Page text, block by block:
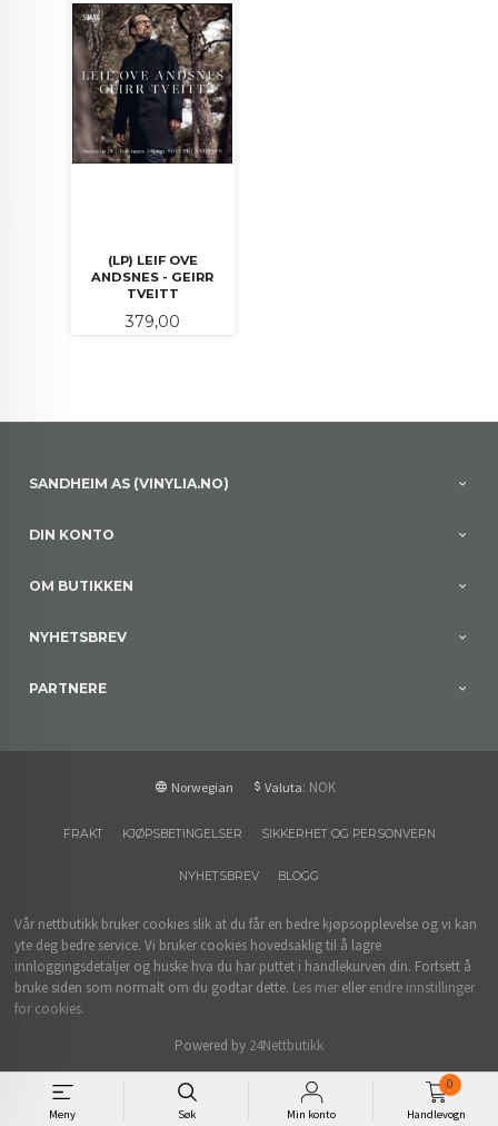
Meny Søk Min konto Handlevogn
0
(LP) LEIF OVE
ANDSNES - GEIRR
TVEITT
Pris
379,00
SANDHEIM AS (VINYLIA.NO)
DIN KONTO
OM BUTIKKEN
NYHETSBREV
PARTNERE
Norwegian Valuta: NOK
FRAKT KJØPSBETINGELSER SIKKERHET OG PERSONVERN
NYHETSBREV BLOGG
Vår nettbutikk bruker cookies slik at du får en bedre kjøpsopplevelse og vi kan
yte deg bedre service. Vi bruker cookies hovedsaklig til å lagre
innloggingsdetaljer og huske hva du har puttet i handlekurven din. Fortsett å
bruke siden som normalt om du godtar dette. Les mer eller endre innstillinger
for cookies.
Powered by 24Nettbutikk